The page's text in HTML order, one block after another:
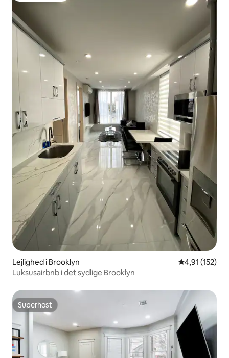
Lejlighed i Brooklyn 4,91 ud af 5 i
4,91 (152)
Luksusairbnb i det sydlige Brooklyn
Superhost
Superhost